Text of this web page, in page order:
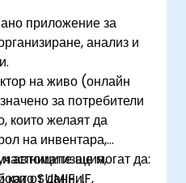
приложение за
анализ и
на живо (онлайн
за потребители
които желаят да
на инвентара,
автоматизация,
от данни.
ще могат да:
SUMIF, IF,